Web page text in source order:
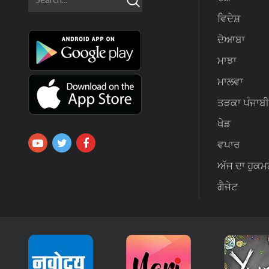
ਵਿਦੇਸ਼
ਦੋਆਬਾ
ਮਾਝਾ
ਮਾਲਵਾ
ਤੜਕਾ ਪੰਜਾਬੀ
ਖੇਡ
ਵਪਾਰ
ਅੱਜ ਦਾ
ਗੈਜੇਟ